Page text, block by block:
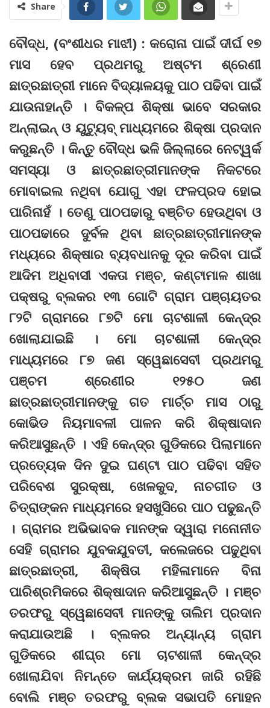
Share
ବୌଦ୍ଧ, (ବଂଶୀଧର ମାଝୀ) : କରୋନା ପାଇଁ ଦୀର୍ଘ ୧୭
ମାସ ହେବ ପ୍ରଥମରୁ ଅଷ୍ଟମ ଶ୍ରେଣୀ
ଛାତ୍ରଛାତ୍ରୀ ମାନେ ବିଦ୍ୟାଳୟକୁ ପାଠ ପଢିବା ପାଇଁ
ଯାଉନାହାନ୍ତି । ବିକଳ୍ପ ଶିକ୍ଷା ଭାବେ ସରକାର
ଅନ୍‌ଲାଇନ୍‌ ଓ ୟୁଟ୍ୟୁବ୍‌ ମାଧ୍ୟମରେ ଶିକ୍ଷା ପ୍ରଦାନ
କରୁଛନ୍ତି । କିନ୍ତୁ ବୌଦ୍ଧ ଭଳି ଜିଲ୍ଲାରେ ନେଟ୍‌ୱର୍କ
ସମସ୍ୟା ଓ ଛାତ୍ରଛାତ୍ରୀମାନଙ୍କ ନିକଟରେ
ମୋବାଇଲ ନଥିବା ଯୋଗୁ ଏହା ଫଳପ୍ରଦ ହୋଇ
ପାରିନାହଁ । ତେଣୁ ପାଠପଢାରୁ ବଞ୍ଚିତ ହେଉଥିବା ଓ
ପାଠପଢାରେ ଦୁର୍ବଳ ଥିବା ଛାତ୍ରଛାତ୍ରୀମାନଙ୍କ
ମଧ୍ୟରେ ଶିକ୍ଷାର ବ୍ୟବଧାନକୁ ଦୂର କରିବା ପାଇଁ
ଆଦିମ ଅଧିବାସୀ ଏକତା ମଞ୍ଚ, କଣ୍ଟାମାଳ ଶାଖା
ପକ୍ଷରୁ ବ୍ଲକର ୧୩ ଗୋଟି ଗ୍ରାମ ପଞ୍ଚାୟତର
୮୨ଟି ଗ୍ରାମରେ ୮୭ଟି ମୋ ଚାଟଶାଳୀ କେନ୍ଦ୍ର
ଖୋଲାଯାଇଛି । ମୋ ଚାଟଶାଳୀ କେନ୍ଦ୍ର
ମାଧ୍ୟମରେ ୮୭ ଜଣ ସ୍ୱେଛାସେବୀ ପ୍ରଥମରୁ
ପଞ୍ଚମ ଶ୍ରେଣୀର ୧୨୫୦ ଜଣ
ଛାତ୍ରଛାତ୍ରୀମାନଙ୍କୁ ଗତ ମାର୍ଚ୍ଚ ମାସ ଠାରୁ
କୋଭିଡ ନିୟମାବଳୀ ପାଳନ କରି ଶିକ୍ଷାଦାନ
କରିଆସୁଛନ୍ତି । ଏହି କେନ୍ଦ୍ର ଗୁଡିକରେ ପିଲାମାନେ
ପ୍ରତ୍ୟେକ ଦିନ ଦୁଇ ଘଣ୍ଟା ପାଠ ପଢିବା ସହିତ
ପରିବେଶ ସୁରକ୍ଷା, ଖେଳକୁଦ, ନାଚଗୀତ ଓ
ଚିତ୍ରାଙ୍କନ ମାଧ୍ୟମରେ ହସଖୁସିରେ ପାଠ ପଢୁଛନ୍ତି
। ଗ୍ରାମର ଅଭିଭାବକ ମାନଙ୍କ ଦ୍ୱାରା ମନୋନୀତ
ସେହି ଗ୍ରାମର ଯୁବକଯୁବତୀ, କଲେଜରେ ପଢୁଥିବା
ଛାତ୍ରଛାତ୍ରୀ, ଶିକ୍ଷିତା ମହିଳାମାନେ ବିନା
ପାରିଶ୍ରମିକରେ ଶିକ୍ଷାଦାନ କରିଆସୁଛନ୍ତି । ମଞ୍ଚ
ତରଫରୁ ସ୍ୱେଛାସେବୀ ମାନଙ୍କୁ ତାଲିମ ପ୍ରଦାନ
କରାଯାଉଅଛି । ବ୍ଲକର ଅନ୍ୟାନ୍ୟ ଗ୍ରାମ
ଗୁଡିକରେ ଶୀଘ୍ର ମୋ ଚାଟଶାଳୀ କେନ୍ଦ୍ର
ଖୋଲାଯିବା ନିମନ୍ତେ କାର୍ଯ୍ୟକ୍ରମ ଜାରି ରହିଛି
ବୋଲି ମଞ୍ଚ ତରଫରୁ ବ୍ଲକ ସଭାପତି ମୋହନ